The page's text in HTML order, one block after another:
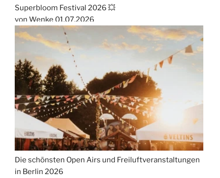
Superbloom Festival 2026 💥
von Wenke 01.07.2026
Die schönsten Open Airs und Freiluftveranstaltungen
in Berlin 2026